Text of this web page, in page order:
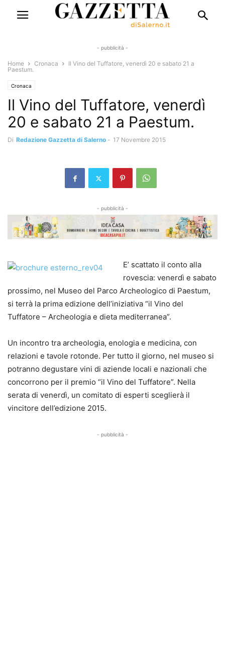
- pubblicità -
Home Cronaca
Il Vino del Tuffatore, venerdì 20 e sabato 21 a
Paestum.
Cronaca
Il Vino del Tuffatore, venerdì
20 e sabato 21 a Paestum.
Di Redazione Gazzetta di Salerno - 17 Novembre 2015
- pubblicità -
E’ scattato il conto alla
rovescia: venerdì e sabato
prossimo, nel Museo del Parco Archeologico di Paestum,
si terrà la prima edizione dell’iniziativa “il Vino del
Tuffatore – Archeologia e dieta mediterranea”.
Un incontro tra archeologia, enologia e medicina, con
relazioni e tavole rotonde. Per tutto il giorno, nel museo si
potranno degustare vini di aziende locali e nazionali che
concorrono per il premio “il Vino del Tuffatore”. Nella
serata di venerdì, un comitato di esperti sceglierà il
vincitore dell’edizione 2015.
- pubblicità -